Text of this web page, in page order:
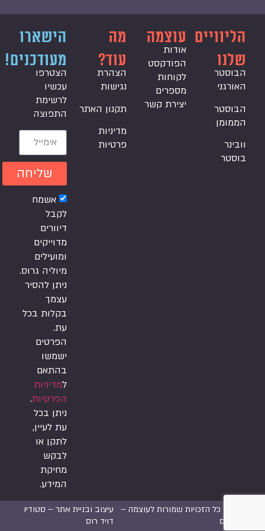
הליוויים
שלנו
הבוסטר
האורגני
הבוסטר
הממומן
וובינר
בוסטר
עוצמה
אודות
הפודקסט
לקוחות
מספרים
יצירת קשר
מה
עוד?
הצהרת
נגישות
תקנון האתר
מדיניות
פרטיות
הישארו
מעודכנים!
הצטרפו
עכשיו
לרשימת
התפוצה
אשמח
לקבל
דיוורים
מדוייקים
ומועילים
מיוליה גרוס.
ניתן להסיר
עצמך
בקלות בכל
עת.
הפרטים
ישמשו
בהתאם
למדיניות
הפרטיות.
ניתן בכל
עת לעיין,
לתקן או
לבקש
מחיקת
המידע.
שליחה
2026 © כל הזכויות שמורות לעוצמה –
יוליה גרוס
עיצוב ובניית אתר – סטודיו
דויד רוס